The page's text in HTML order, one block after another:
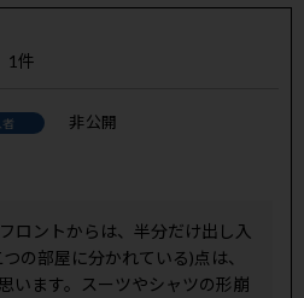
1
非公開
ロントからは、半分だけ出し入
の部屋に分かれている)点は、
います。スーツやシャツの形崩